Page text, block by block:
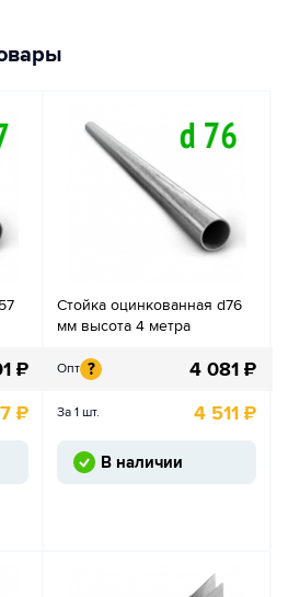
₽
₽
Стойка оцинкованная d76
мм высота 4 метра
Опт ? 4 081 ₽
За 1 шт. 4 511 ₽
В наличии